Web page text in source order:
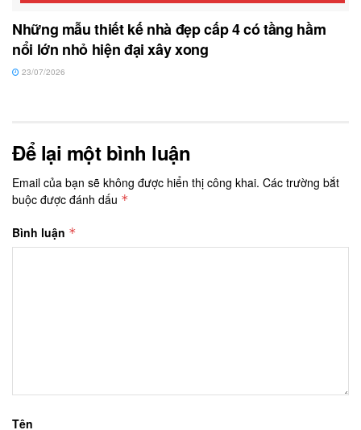
Những mẫu thiết kế nhà đẹp cấp 4 có tầng hầm
nổi lớn nhỏ hiện đại xây xong
23/07/2026
Để lại một bình luận
Email của bạn sẽ không được hiển thị công khai. Các trường bắt
buộc được đánh dấu *
Bình luận *
Tên